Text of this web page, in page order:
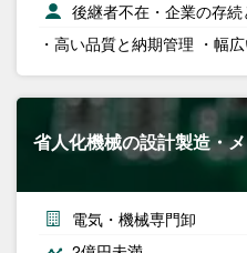
後継者不在・企業の存続
・高い品質と納期管理 ・幅
省人化機械の設計製造・
電気・機械専門卸